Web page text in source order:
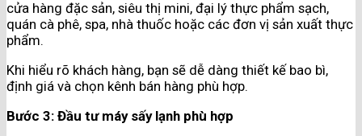
cửa hàng đặc sản, siêu thị mini, đại lý thực phẩm sạch,
quán cà phê, spa, nhà thuốc hoặc các đơn vị sản xuất thực
phẩm.
Khi hiểu rõ khách hàng, bạn sẽ dễ dàng thiết kế bao bì,
định giá và chọn kênh bán hàng phù hợp.
Bước 3: Đầu tư máy sấy lạnh phù hợp